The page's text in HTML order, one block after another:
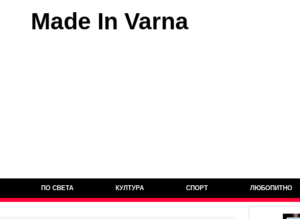
Made In Varna
ПО СВЕТА КУЛТУРА СПОРТ ЛЮБОПИТНО